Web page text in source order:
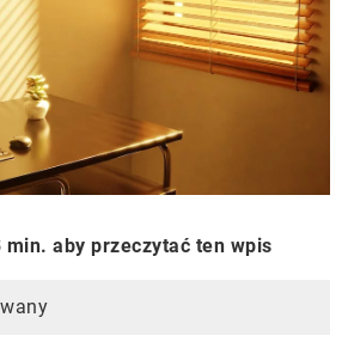
min. aby przeczytać ten wpis